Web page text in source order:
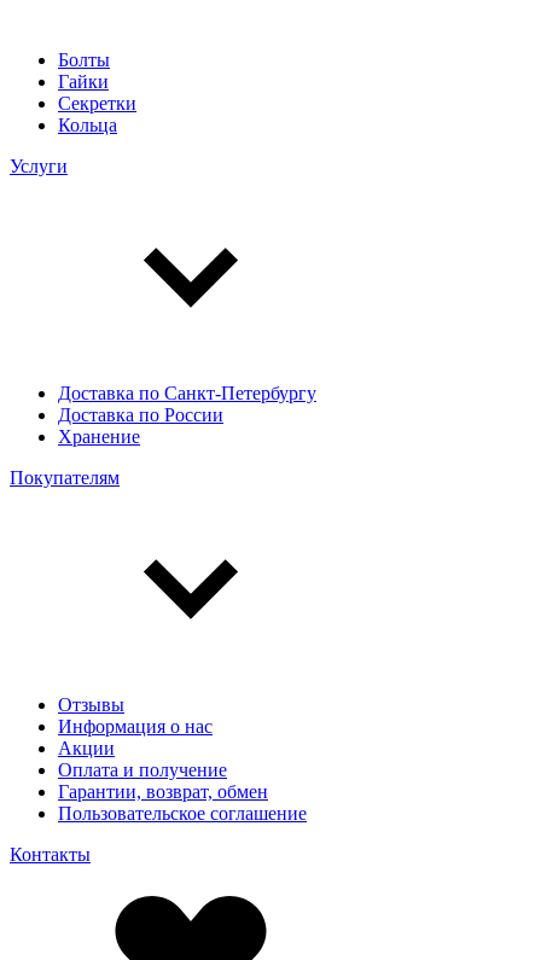
Болты
Гайки
Секретки
Кольца
Услуги
Доставка по Санкт-Петербургу
Доставка по России
Хранение
Покупателям
Отзывы
Информация о нас
Акции
Оплата и получение
Гарантии, возврат, обмен
Пользовательское соглашение
Контакты